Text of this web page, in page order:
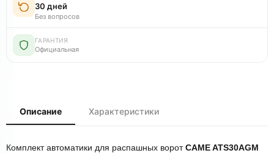
30 дней
Без вопросов
ГАРАНТИЯ
Официальная
Описание Характеристики
Комплект автоматики для распашных воротCAME ATS30AGM